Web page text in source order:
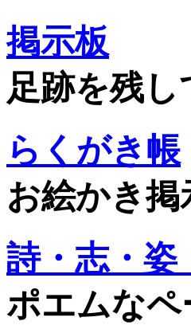
掲示板
足跡を残
らくがき帳
お絵かき掲
詩・志・姿
ポエムなペ